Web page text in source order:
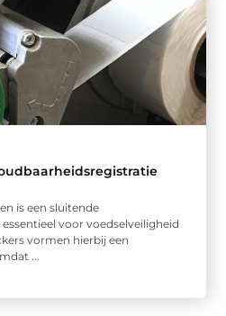
is een sluitende
voor voedselveiligheid
vormen hierbij een
...